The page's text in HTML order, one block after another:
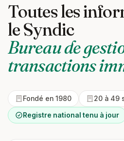
Toutes les
le Syndic
Bureau de
transactions
Fondé en 1980
20 à 49
Registre national tenu à jour